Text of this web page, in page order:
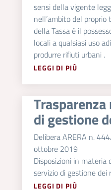
sensi della vigente
nell’ambito del
della Tassa è il
locali a qualsiasi uso
produrre rifiuti urbani .
LEGGI DI PIÙ
di gestione
Delibera ARERA n.
ottobre 2019
Disposizioni in materia
servizio di gestione
LEGGI DI PIÙ